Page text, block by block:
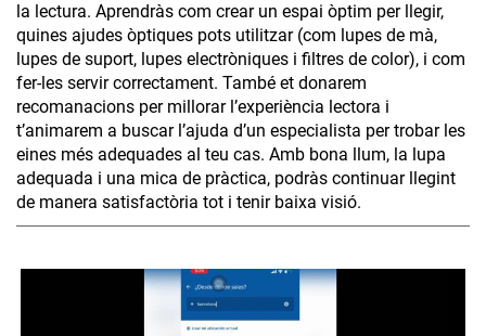
la lectura. Aprendràs com crear un espai òptim per llegir,
quines ajudes òptiques pots utilitzar (com lupes de mà,
lupes de suport, lupes electròniques i filtres de color), i com
fer-les servir correctament. També et donarem
recomanacions per millorar l’experiència lectora i
t’animarem a buscar l’ajuda d’un especialista per trobar les
eines més adequades al teu cas. Amb bona llum, la lupa
adequada i una mica de pràctica, podràs continuar llegint
de manera satisfactòria tot i tenir baixa visió.